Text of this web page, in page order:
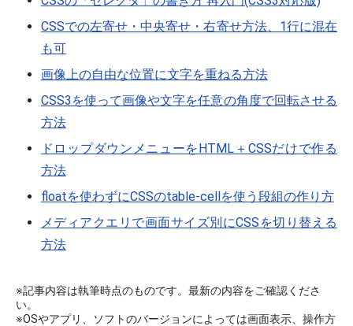
CSSでの左寄せ・中央寄せ・右寄せ方法、1行に混在
も可
画像上の自由な位置に文字を重ねる方法
CSS3を使って画像や文字を任意の角度で回転させる
方法
ドロップダウンメニューをHTML＋CSSだけで作る
方法
floatを使わずにCSSのtable-cellを使う段組の作り方
メディアクエリで画面サイズ別にCSSを切り替える
方法
※記事内容は執筆時点のものです。最新の内容をご確認くださ
い。
※OSやアプリ、ソフトのバージョンによっては画面表示、操作方